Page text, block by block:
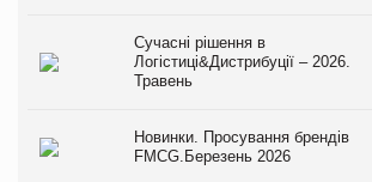
Сучасні рішення в
Логістиці&Дистрибуції – 2026.
Травень
Новинки. Просування брендів
FMCG.Березень 2026